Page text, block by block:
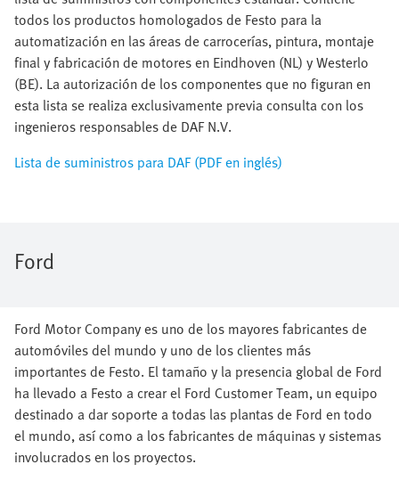
todos los productos homologados de Festo para la
automatización en las áreas de carrocerías, pintura, montaje
final y fabricación de motores en Eindhoven (NL) y Westerlo
(BE). La autorización de los componentes que no figuran en
esta lista se realiza exclusivamente previa consulta con los
ingenieros responsables de DAF N.V.
Lista de suministros para DAF (PDF en inglés)
Ford
Ford Motor Company es uno de los mayores fabricantes de
automóviles del mundo y uno de los clientes más
importantes de Festo. El tamaño y la presencia global de Ford
ha llevado a Festo a crear el Ford Customer Team, un equipo
destinado a dar soporte a todas las plantas de Ford en todo
el mundo, así como a los fabricantes de máquinas y sistemas
involucrados en los proyectos.